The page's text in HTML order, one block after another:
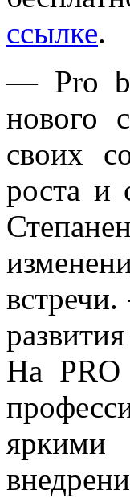
ссылке.
— Pro
нового
своих
роста и
На PRO